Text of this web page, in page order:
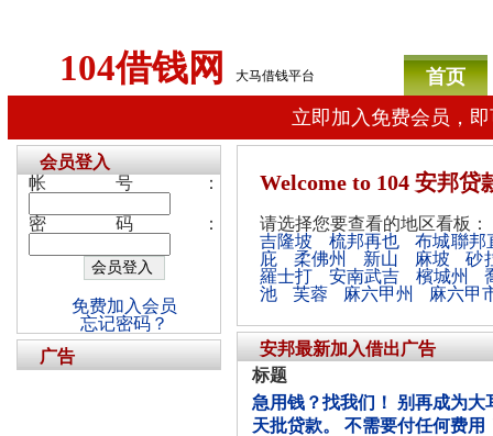
104借钱网 大马借钱平台
首页
立即加入免费会员，
Welcome to 104 安邦贷
请选择您要查看的地区看板：
吉隆坡
梳邦再也
布城聯邦
庇
柔佛州 新山 麻坡
砂
羅士打
安南武吉 檳城州
池
芙蓉 麻六甲州 麻六甲
安邦最新加入借出广告
标题
急用钱？找我们！ 别再成为
天批贷款。 不需要付任何费用
会员登入
帐号：
密码：
免费加入会员
忘记密码？
广告